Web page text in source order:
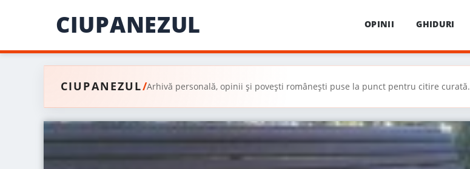
CIUPANEZUL OPINII GHIDURI
CIUPANEZUL/Arhivă personală, opinii și povești românești puse la punct pentru citire curată.